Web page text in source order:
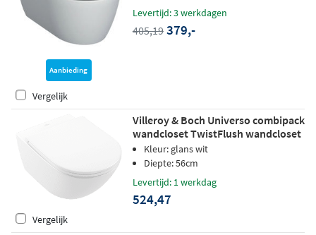
Aanbieding
Levertijd: 3 werkdagen
405,19 379,-
Vergelijk
Villeroy & Boch Universo combipack
wandcloset TwistFlush wandcloset
met zitting SC & QR wit
Kleur: glans wit
Diepte: 56cm
Levertijd: 1 werkdag
524,47
Vergelijk